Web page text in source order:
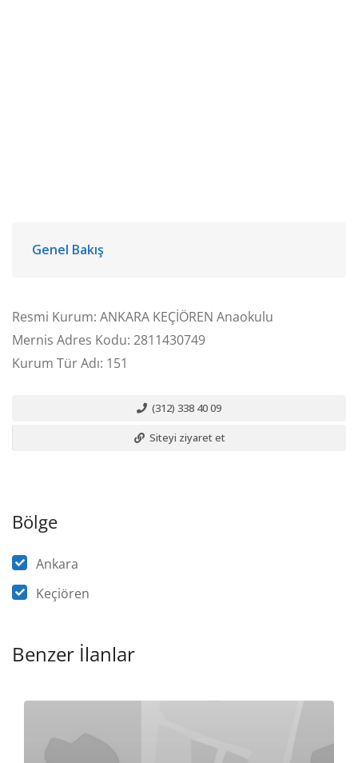
Genel Bakış
Resmi Kurum: ANKARA KEÇİÖREN Anaokulu
Mernis Adres Kodu: 2811430749
Kurum Tür Adı: 151
(312) 338 40 09
Siteyi ziyaret et
Bölge
Ankara
Keçiören
Benzer İlanlar